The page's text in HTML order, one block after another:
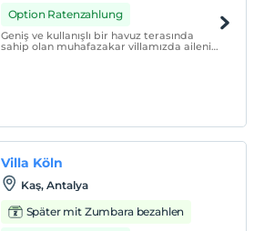
Option Ratenzahlung
Geniş ve kullanışlı bir havuz terasında
sahip olan muhafazakar villamızda aileniz
Villa Köln
Kaş, Antalya
Später mit Zumbara bezahlen